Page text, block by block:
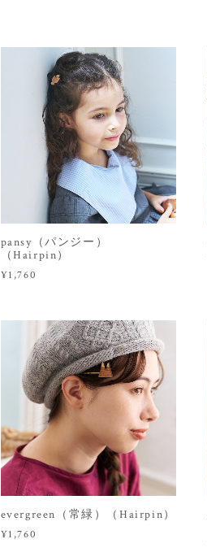
pansy（パンジー）
（Hairpin）
¥1,760
evergreen（常緑）（Hairpin）
¥1,760